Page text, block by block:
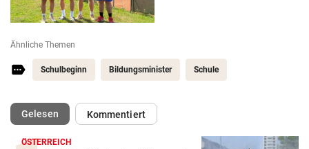
Ähnliche Themen
Schulbeginn Bildungsminister Schule
Gelesen(ausgewählt)Kommentiert
ÖSTERREICH